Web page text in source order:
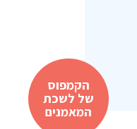
הקמפוס
של לשכת
המאמנים